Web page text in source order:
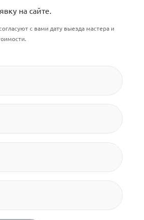
на сайте.
с вами дату выезда мастера и